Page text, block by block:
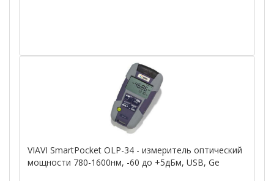
VIAVI SmartPocket OLP-34 - измеритель оптический
мощности 780-1600нм, -60 до +5дБм, USB, Ge